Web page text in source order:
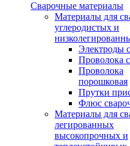
Сварочные материалы
Материалы для
углеродистых и
Электроды
Проволока
Проволока
порошковая
Прутки
Флюс
Материалы для
легированных
высокопрочных и